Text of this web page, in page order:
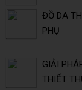
ĐỒ DA
PHỤ
GIẢI
THIẾT